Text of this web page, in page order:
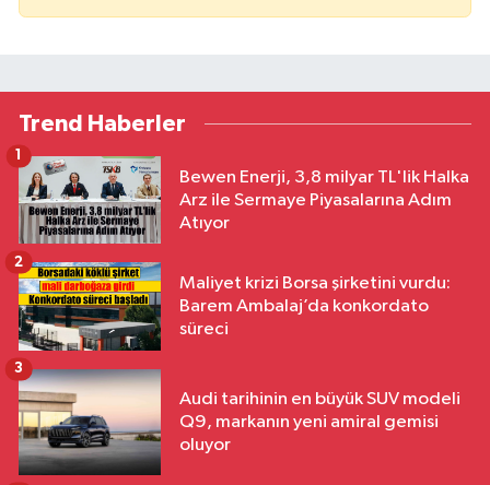
Trend Haberler
Bewen Enerji, 3,8 milyar TL'lik Halka
Arz ile Sermaye Piyasalarına Adım
Atıyor
1
Maliyet krizi Borsa şirketini vurdu:
Barem Ambalaj’da konkordato
süreci
2
Audi tarihinin en büyük SUV modeli
Q9, markanın yeni amiral gemisi
oluyor
3